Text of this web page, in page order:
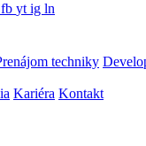
fb yt ig ln
techniky
Kariéra Kontakt